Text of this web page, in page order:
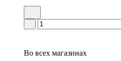
Во всех магазинах